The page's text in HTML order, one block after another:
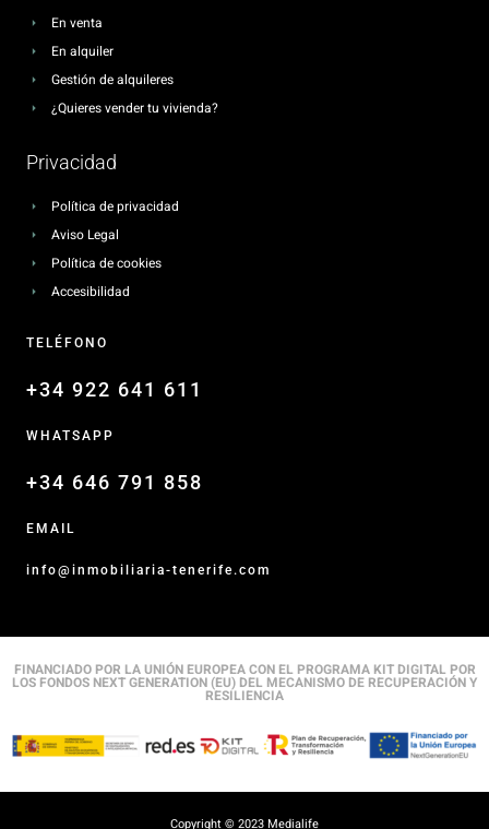
En venta
En alquiler
Gestión de alquileres
¿Quieres vender tu vivienda?
Privacidad
Política de privacidad
Aviso Legal
Política de cookies
Accesibilidad
TELÉFONO
+34 922 641 611
WHATSAPP
+34 646 791 858
EMAIL
info@inmobiliaria-tenerife.com
FINANCIADO POR LA UNIÓN EUROPEA CON EL PROGRAMA KIT DIGITAL POR
LOS FONDOS NEXT GENERATION (EU) DEL MECANISMO DE RECUPERACIÓN Y
RESILIENCIA
Copyright © 2023 Medialife